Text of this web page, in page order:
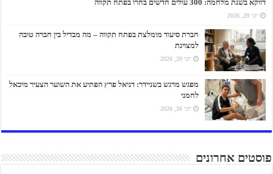
דווקא בשנת מלחמה: 300 עולים חדשים בחרו בפתח תקווה
יוני 29, 2026
חברת סיעוד מומלצת בפתח תקווה – מה מבדיל בין חברה טובה
למצוינת
יוני 29, 2026
מפגש מרגש בשניידר: דניאל פרץ הפתיע את השוער הצעיר מיכאל
לחמני
יוני 26, 2026
פוסטים אחרונים